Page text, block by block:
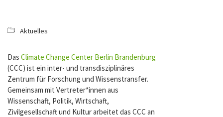
Aktuelles
Das Climate Change Center Berlin Brandenburg
(CCC) ist ein inter- und transdisziplinäres
Zentrum für Forschung und Wissenstransfer.
Gemeinsam mit Vertreter*innen aus
Wissenschaft, Politik, Wirtschaft,
Zivilgesellschaft und Kultur arbeitet das CCC an